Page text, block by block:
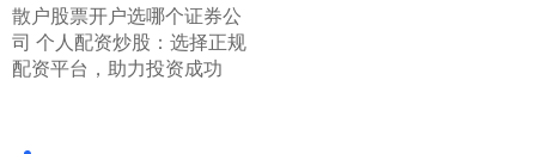
​散户股票开户选哪个证券公
司 个人配资炒股：选择正规
配资平台，助力投资成功